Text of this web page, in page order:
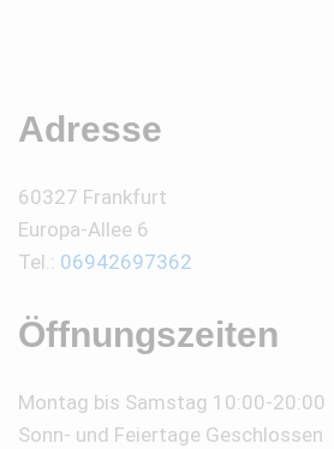
Adresse
60327 Frankfurt
Europa-Allee 6
Tel.: 06942697362
Öffnungszeiten
Montag bis Samstag 10:00-20:00
Sonn- und Feiertage Geschlossen